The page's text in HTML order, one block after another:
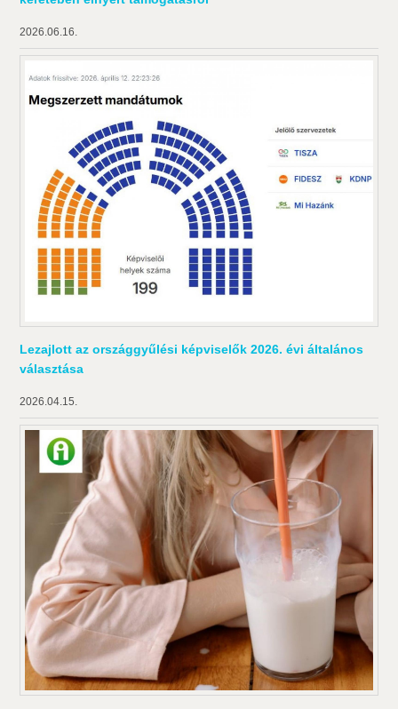
2026.06.16.
Lezajlott az országgyűlési képviselők 2026. évi általános
választása
2026.04.15.